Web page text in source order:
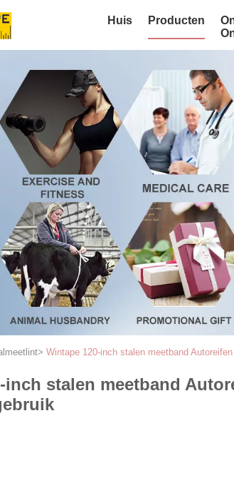
Huis Producten
> Wintape 120-inch stalen meetband
inch stalen meetband